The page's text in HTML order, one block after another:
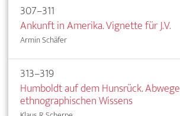
307–311
Ankunft in Amerika. Vignette für J.V.
Armin Schäfer
313–319
Humboldt auf dem Hunsrück. Abwege
ethnographischen Wissens